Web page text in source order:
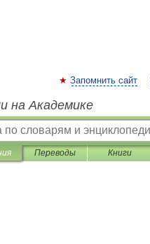
Запомнить сайт
на Академике
Переводы Книги